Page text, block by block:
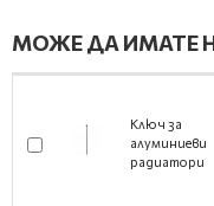
МОЖЕ ДА ИМАТЕ
Ключ за
алуминиеви
радиатори